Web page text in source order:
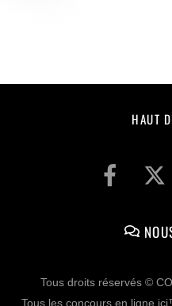
HAUT
Tous droits réservés ©
Tous les concours en ligne